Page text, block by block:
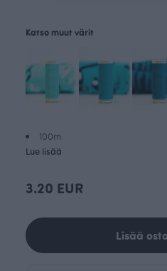
100m
Lue lisää
Katso muut värit
3.20 EUR
Lisää